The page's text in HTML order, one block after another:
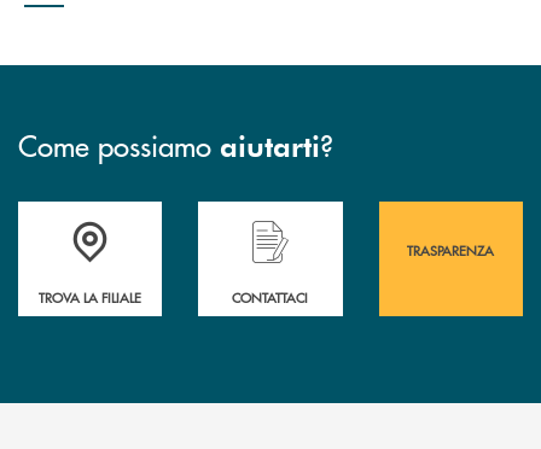
Come possiamo aiutarti?
Accedi all' elenco completo&nbsp; delle&nbsp; filiali&nbsp; di Banca
TROVA LA FILIALE
Hai bisogno di assistenza immediata?
CONTATTACI
TRASPARENZA